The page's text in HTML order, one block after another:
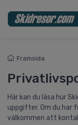
Framsida
Här kan du läsa hur
uppgifter. Om du har
välkommen att